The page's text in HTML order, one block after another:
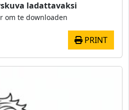
ladattavaksi
om te downloaden
PRINT